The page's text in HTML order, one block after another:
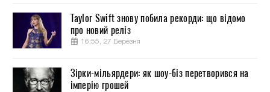
Taylor Swift знову побила рекорди: що відомо
про новий реліз
16:55, 27 Березня
Зірки-мільярдери: як шоу-біз перетворився на
імперію грошей